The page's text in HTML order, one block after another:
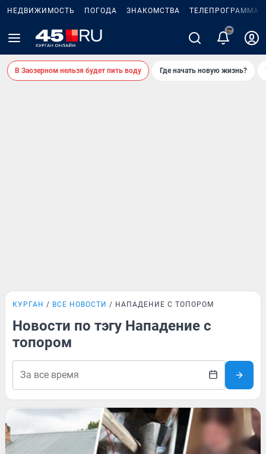
НЕДВИЖИМОСТЬ ПОГОДА ЗНАКОМСТВА ТЕЛЕПРОГРАММА
2
В Заозерном нельзя будет пить воду Где начать новую жизнь?
КУРГАН ВСЕ НОВОСТИ НАПАДЕНИЕ С ТОПОРОМ
Новости по тэгу Нападение с
топором